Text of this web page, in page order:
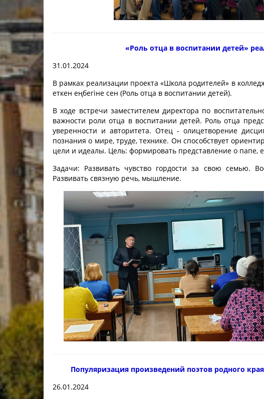
Учебно-материальная
Годовой план работы на
учебный год
Годовой план работы на
учебный год
«Роль отца в воспитании детей»
31.01.2024
В рамках реализации проекта «Школа родителей» в
еткен еңбегіне сен (Роль отца в воспитании детей).
В ходе встречи заместителем директора по
важности роли отца в воспитании детей. Роль отца
уверенности и авторитета. Отец - олицетворение
познания о мире, труде, технике. Он способствует
цели и идеалы. Цель: формировать представление о папе,
Задачи: Развивать чувство гордости за свою семью.
Развивать связную речь, мышление.
Популяризация произведений поэтов родного
26.01.2024